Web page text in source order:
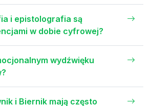
i epistolografia są
w dobie cyfrowej?
wydźwięku
i Biernik mają często